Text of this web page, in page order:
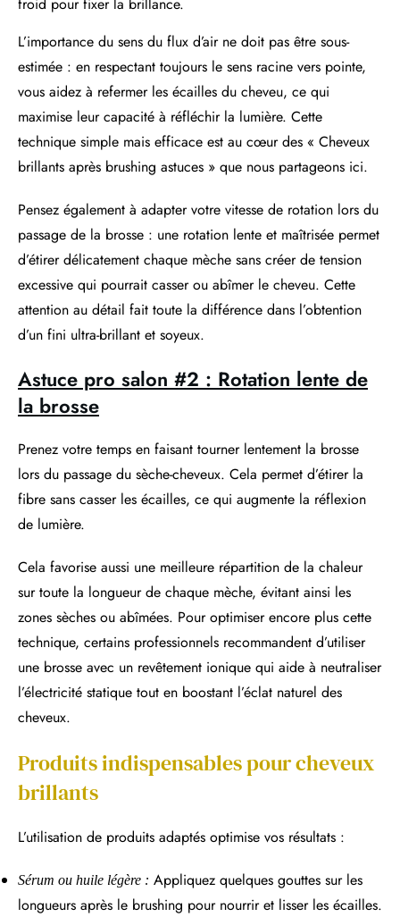
froid pour fixer la brillance.
L’importance du sens du flux d’air ne doit pas être sous-
estimée : en respectant toujours le sens racine vers pointe,
vous aidez à refermer les écailles du cheveu, ce qui
maximise leur capacité à réfléchir la lumière. Cette
technique simple mais efficace est au cœur des « Cheveux
brillants après brushing astuces » que nous partageons ici.
Pensez également à adapter votre vitesse de rotation lors du
passage de la brosse : une rotation lente et maîtrisée permet
d’étirer délicatement chaque mèche sans créer de tension
excessive qui pourrait casser ou abîmer le cheveu. Cette
attention au détail fait toute la différence dans l’obtention
d’un fini ultra-brillant et soyeux.
Astuce pro salon #2 : Rotation lente de
la brosse
Prenez votre temps en faisant tourner lentement la brosse
lors du passage du sèche-cheveux. Cela permet d’étirer la
fibre sans casser les écailles, ce qui augmente la réflexion
de lumière.
Cela favorise aussi une meilleure répartition de la chaleur
sur toute la longueur de chaque mèche, évitant ainsi les
zones sèches ou abîmées. Pour optimiser encore plus cette
technique, certains professionnels recommandent d’utiliser
une brosse avec un revêtement ionique qui aide à neutraliser
l’électricité statique tout en boostant l’éclat naturel des
cheveux.
Produits indispensables pour cheveux
brillants
L’utilisation de produits adaptés optimise vos résultats :
Sérum ou huile légère : Appliquez quelques gouttes sur les
longueurs après le brushing pour nourrir et lisser les écailles.